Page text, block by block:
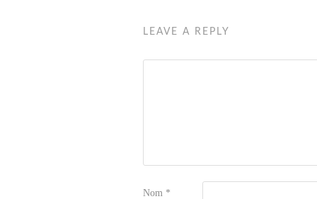
LEAVE A REPLY
Nom *